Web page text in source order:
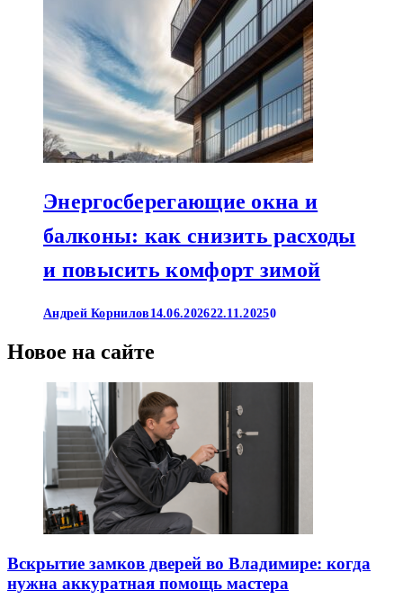
Энергосберегающие окна и
балконы: как снизить расходы
и повысить комфорт зимой
Андрей Корнилов 14.06.202622.11.20250
Новое на сайте
Вскрытие замков дверей во Владимире: когда
нужна аккуратная помощь мастера